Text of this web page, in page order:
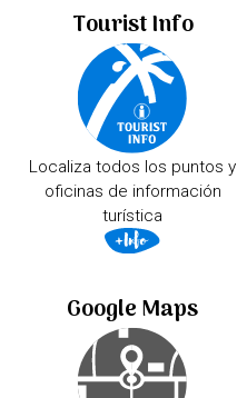
Tourist Info
Localiza todos los puntos y
oficinas de información
turística
Google Maps